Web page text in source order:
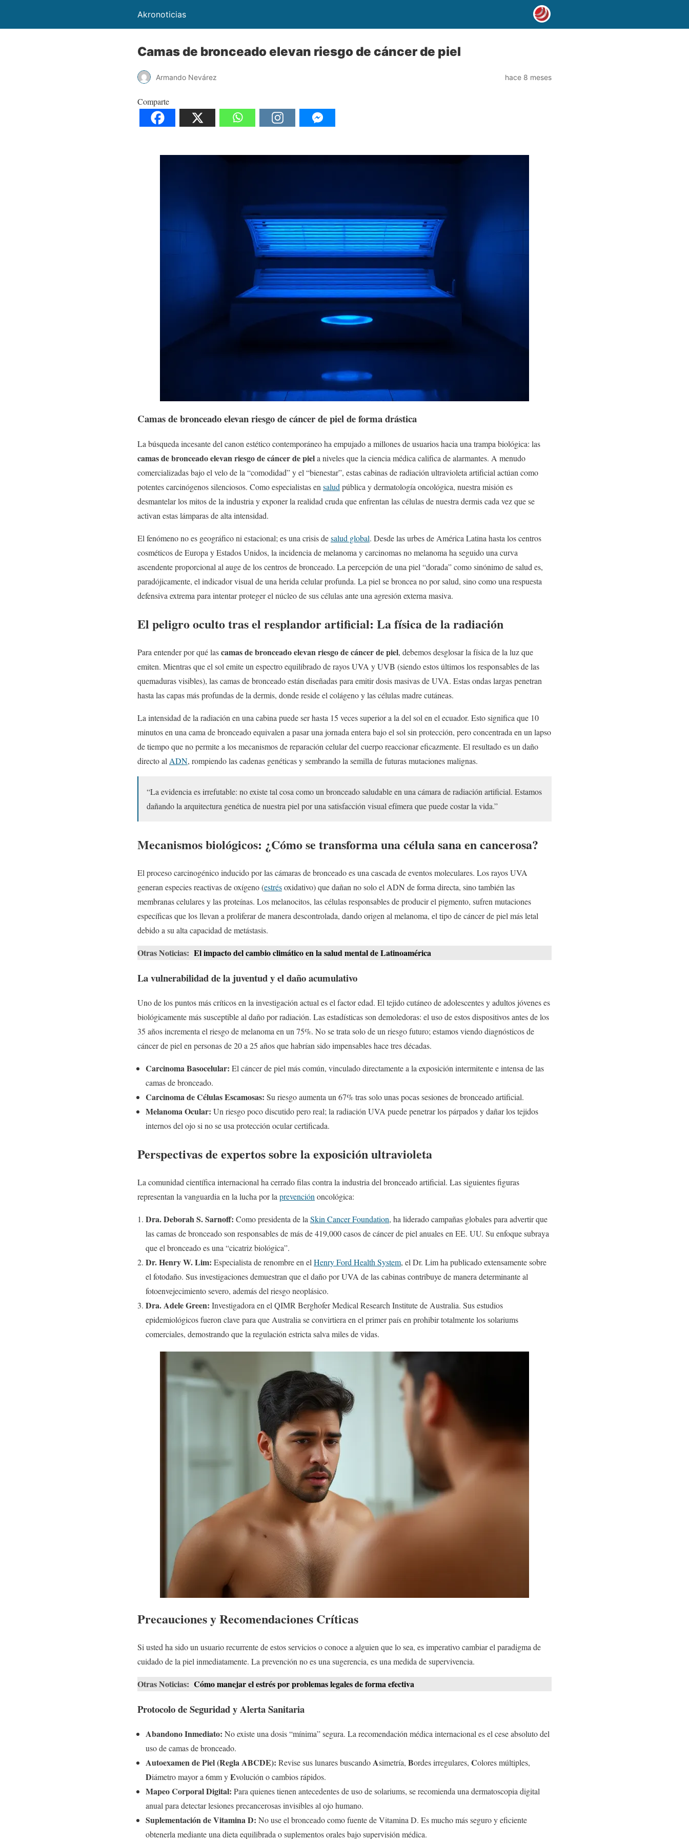
Akronoticias
Camas de bronceado elevan riesgo de cáncer de piel
Armando Nevárez hace 8 meses
Comparte
Camas de bronceado elevan riesgo de cáncer de piel de forma drástica
La búsqueda incesante del canon estético contemporáneo ha empujado a millones de usuarios hacia una trampa biológica: las
camas de bronceado elevan riesgo de cáncer de piela niveles que la ciencia médica califica de alarmantes. A menudo
comercializadas bajo el velo de la “comodidad” y el “bienestar”, estas cabinas de radiación ultravioleta artificial actúan como
potentes carcinógenos silenciosos. Como especialistas en salud pública y dermatología oncológica, nuestra misión es
desmantelar los mitos de la industria y exponer la realidad cruda que enfrentan las células de nuestra dermis cada vez que se
activan estas lámparas de alta intensidad.
El fenómeno no es geográfico ni estacional; es una crisis desalud global. Desde las urbes de América Latina hasta los centros
cosméticos de Europa y Estados Unidos, la incidencia de melanoma y carcinomas no melanoma ha seguido una curva
ascendente proporcional al auge de los centros de bronceado. La percepción de una piel “dorada” como sinónimo de salud es,
paradójicamente, el indicador visual de una herida celular profunda. La piel se broncea no por salud, sino como una respuesta
defensiva extrema para intentar proteger el núcleo de sus células ante una agresión externa masiva.
El peligro oculto tras el resplandor artificial: La física de la radiación
Para entender por qué lascamas de bronceado elevan riesgo de cáncer de piel, debemos desglosar la física de la luz que
emiten. Mientras que el sol emite un espectro equilibrado de rayos UVA y UVB (siendo estos últimos los responsables de las
quemaduras visibles), las camas de bronceado están diseñadas para emitir dosis masivas de UVA. Estas ondas largas penetran
hasta las capas más profundas de la dermis, donde reside el colágeno y las células madre cutáneas.
La intensidad de la radiación en una cabina puede ser hasta 15 veces superior a la del sol en el ecuador. Esto significa que 10
minutos en una cama de bronceado equivalen a pasar una jornada entera bajo el sol sin protección, pero concentrada en un lapso
de tiempo que no permite a los mecanismos de reparación celular del cuerpo reaccionar eficazmente. El resultado es un daño
directo al ADN, rompiendo las cadenas genéticas y sembrando la semilla de futuras mutaciones malignas.
“La evidencia es irrefutable: no existe tal cosa como un bronceado saludable en una cámara de radiación artificial. Estamos
dañando la arquitectura genética de nuestra piel por una satisfacción visual efímera que puede costar la vida.”
Mecanismos biológicos: ¿Cómo se transforma una célula sana en cancerosa?
El proceso carcinogénico inducido por las cámaras de bronceado es una cascada de eventos moleculares. Los rayos UVA
generan especies reactivas de oxígeno (estrésoxidativo) que dañan no solo el ADN de forma directa, sino también las
membranas celulares y las proteínas. Los melanocitos, las células responsables de producir el pigmento, sufren mutaciones
específicas que los llevan a proliferar de manera descontrolada, dando origen al melanoma, el tipo de cáncer de piel más letal
debido a su alta capacidad de metástasis.
Otras Noticias: El impacto del cambio climático en la salud mental de Latinoamérica
La vulnerabilidad de la juventud y el daño acumulativo
Uno de los puntos más críticos en la investigación actual es el factor edad. El tejido cutáneo de adolescentes y adultos jóvenes es
biológicamente más susceptible al daño por radiación. Las estadísticas son demoledoras: el uso de estos dispositivos antes de los
35 años incrementa el riesgo de melanoma en un 75%. No se trata solo de un riesgo futuro; estamos viendo diagnósticos de
cáncer de piel en personas de 20 a 25 años que habrían sido impensables hace tres décadas.
Carcinoma Basocelular: El cáncer de piel más común, vinculado directamente a la exposición intermitente e intensa de las
camas de bronceado.
Carcinoma de Células Escamosas: Su riesgo aumenta un 67% tras solo unas pocas sesiones de bronceado artificial.
Melanoma Ocular: Un riesgo poco discutido pero real; la radiación UVA puede penetrar los párpados y dañar los tejidos
internos del ojo si no se usa protección ocular certificada.
Perspectivas de expertos sobre la exposición ultravioleta
La comunidad científica internacional ha cerrado filas contra la industria del bronceado artificial. Las siguientes figuras
representan la vanguardia en la lucha por la prevención oncológica:
Dra. Deborah S. Sarnoff: Como presidenta de la Skin Cancer Foundation, ha liderado campañas globales para advertir que
las camas de bronceado son responsables de más de 419,000 casos de cáncer de piel anuales en EE. UU. Su enfoque subraya
que el bronceado es una “cicatriz biológica”.
Dr. Henry W. Lim: Especialista de renombre en el Henry Ford Health System, el Dr. Lim ha publicado extensamente sobre
el fotodaño. Sus investigaciones demuestran que el daño por UVA de las cabinas contribuye de manera determinante al
fotoenvejecimiento severo, además del riesgo neoplásico.
Dra. Adele Green: Investigadora en el QIMR Berghofer Medical Research Institute de Australia. Sus estudios
epidemiológicos fueron clave para que Australia se convirtiera en el primer país en prohibir totalmente los solariums
comerciales, demostrando que la regulación estricta salva miles de vidas.
Precauciones y Recomendaciones Críticas
Si usted ha sido un usuario recurrente de estos servicios o conoce a alguien que lo sea, es imperativo cambiar el paradigma de
cuidado de la piel inmediatamente. La prevención no es una sugerencia, es una medida de supervivencia.
Otras Noticias: Cómo manejar el estrés por problemas legales de forma efectiva
Protocolo de Seguridad y Alerta Sanitaria
Abandono Inmediato: No existe una dosis “mínima” segura. La recomendación médica internacional es el cese absoluto del
uso de camas de bronceado.
Autoexamen de Piel (Regla ABCDE): Revise sus lunares buscandoAsimetría, Bordes irregulares, Colores múltiples,
Diámetro mayor a 6mm yEvolución o cambios rápidos.
Mapeo Corporal Digital: Para quienes tienen antecedentes de uso de solariums, se recomienda una dermatoscopia digital
anual para detectar lesiones precancerosas invisibles al ojo humano.
Suplementación de Vitamina D: No use el bronceado como fuente de Vitamina D. Es mucho más seguro y eficiente
obtenerla mediante una dieta equilibrada o suplementos orales bajo supervisión médica.